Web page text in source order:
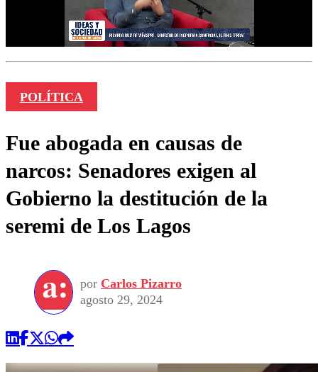
POLÍTICA
Fue abogada en causas de
narcos: Senadores exigen al
Gobierno la destitución de la
seremi de Los Lagos
por Carlos Pizarro
agosto 29, 2024